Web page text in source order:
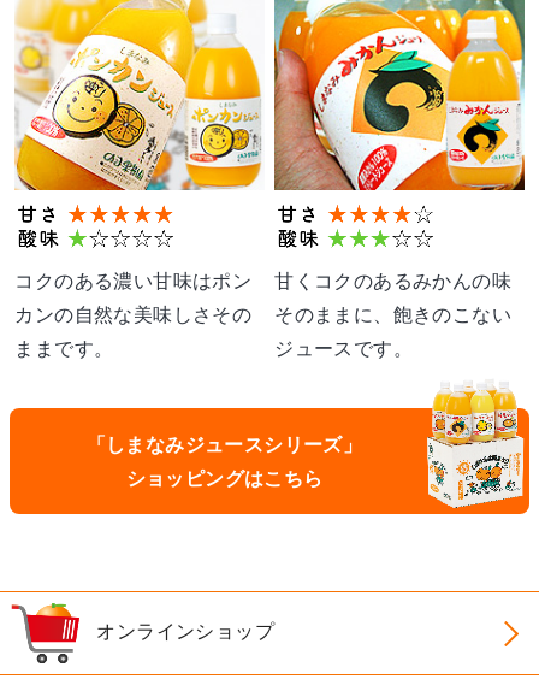
コクのある濃い甘味はポン
カンの自然な美味しさその
ままです。
甘くコクのあるみかんの味
そのままに、飽きのこない
ジュースです。
「しまなみジュースシリーズ」
ショッピングはこちら
オンラインショップ